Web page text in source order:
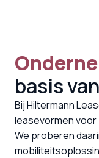
basis
Bij Hiltermann
leasevormen
We proberen